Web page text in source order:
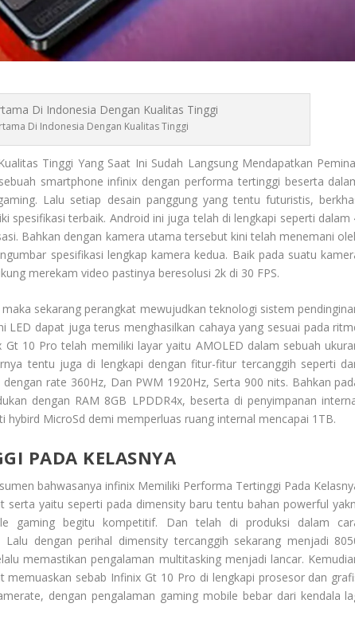
Di Indonesia Dengan Kualitas Tinggi
Tinggi Yang Saat Ini Sudah Langsung Mendapatkan
smartphone infinix dengan performa tertinggi beserta
Lalu setiap desain panggung yang tentu futuristis,
spesifikasi terbaik. Android ini juga telah di lengkapi seperti dalam
Bahkan dengan kamera utama tersebut kini telah menemani
spesifikasi lengkap kamera kedua. Baik pada suatu
merekam video pastinya beresolusi 2k di 30 FPS.
sekarang perangkat mewujudkan teknologi sistem
dapat juga terus menghasilkan cahaya yang sesuai pada
Gt 10 Pro telah memiliki layar yaitu AMOLED dalam sebuah
tentu juga di lengkapi dengan fitur-fitur tercanggih seperti
rate 360Hz, Dan PWM 1920Hz, Serta 900 nits. Bahkan
dengan RAM 8GB LPDDR4x, beserta di penyimpanan
hybird MicroSd demi memperluas ruang internal mencapai 1TB.
PADA KELASNYA
bahwasanya infinix Memiliki Performa Tertinggi Pada
serta yaitu seperti pada dimensity baru tentu bahan powerful
gaming begitu kompetitif. Dan telah di produksi dalam
dengan perihal dimensity tercanggih sekarang menjadi
memastikan pengalaman multitasking menjadi lancar.
memuaskan sebab Infinix Gt 10 Pro di lengkapi prosesor dan
dengan pengalaman gaming mobile bebar dari kendala